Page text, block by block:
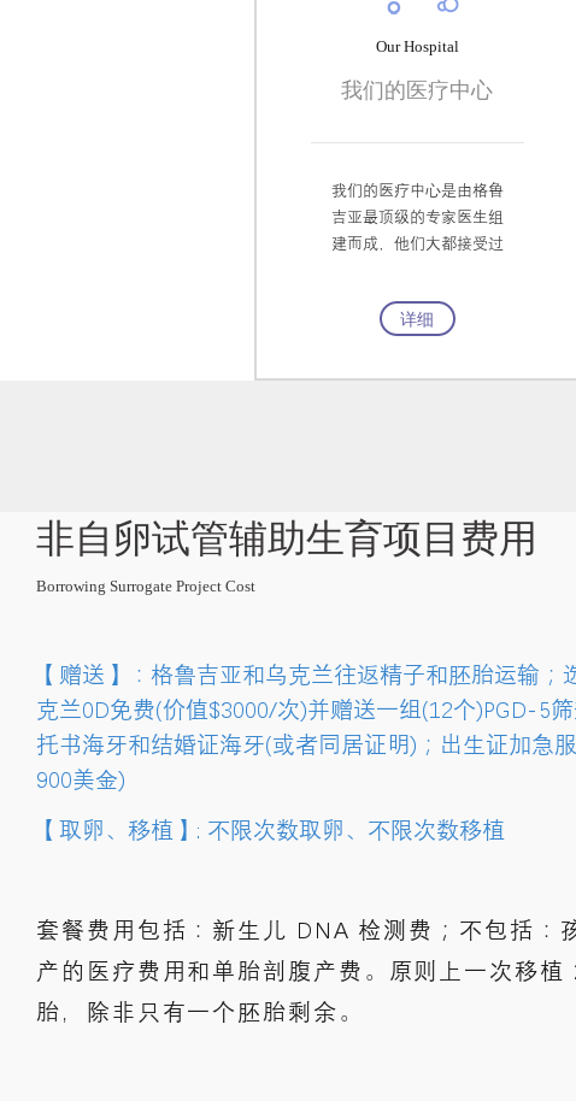
Our Hospital
我们的医疗中心
我们的医疗中心是由格鲁
吉亚最顶级的专家医生组
建而成，他们大都接受过
非自卵试管辅助生育项目费用
Borrowing Surrogate Project Cost
【赠送】：格鲁吉亚和乌克兰往返精子和胚胎运输；
克兰0D免费(价值$3000/次)并赠送一组(12个)PGD-5
托书海牙和结婚证海牙(或者同居证明)；出生证加急
900美金)
【取卵、移植】: 不限次数取卵、不限次数移植
套餐费用包括：新生儿 DNA 检测费；不包括：
产的医疗费用和单胎剖腹产费。原则上一次移植
胎，除非只有一个胚胎剩余。